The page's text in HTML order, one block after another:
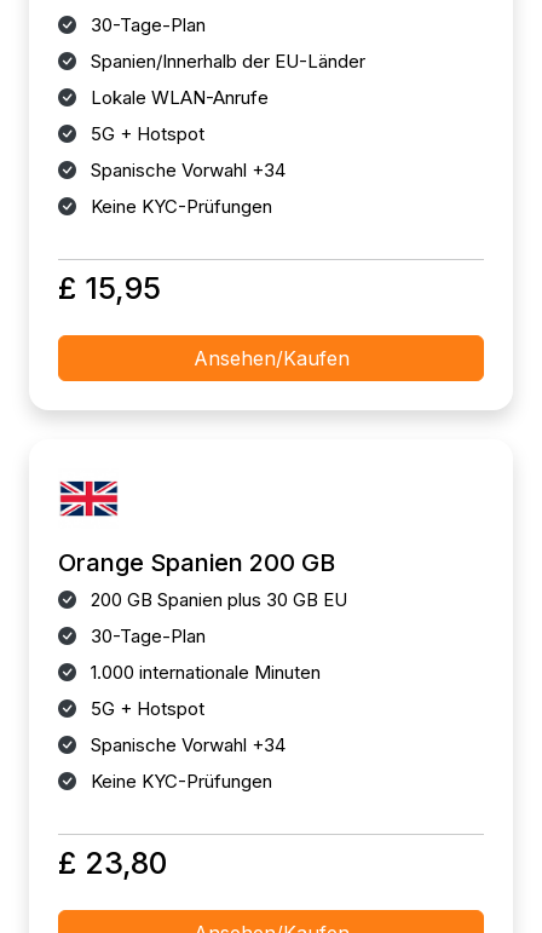
30-Tage-Plan
Spanien/Innerhalb der EU-Länder
Lokale WLAN-Anrufe
5G + Hotspot
Spanische Vorwahl +34
Keine KYC-Prüfungen
£ 15,95
Ansehen/Kaufen
Orange Spanien 200 GB
200 GB Spanien plus 30 GB EU
30-Tage-Plan
1.000 internationale Minuten
5G + Hotspot
Spanische Vorwahl +34
Keine KYC-Prüfungen
£ 23,80